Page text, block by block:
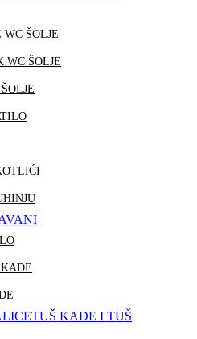
ŠOLJE
WC ŠOLJE
TUŠ KADE I TUŠ